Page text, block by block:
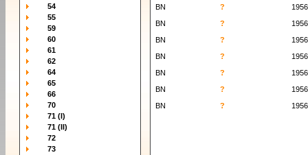
54
55
59
60
61
62
64
65
66
70
71 (I)
71 (II)
72
73
BN
?
1956
BN
?
1956
BN
?
1956
BN
?
1956
BN
?
1956
BN
?
1956
BN
? 1956